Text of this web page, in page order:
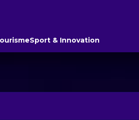
Sport & Innovation